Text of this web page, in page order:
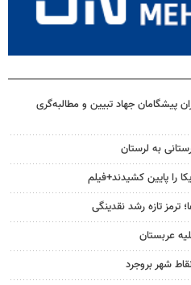
پیشگامان جهاد تبیین و مطالبه‌گری
به لرستان
را پایین کشیدند+فیلم
ترمز تازه رشد نقدینگی
عربستان
شهر بروجرد